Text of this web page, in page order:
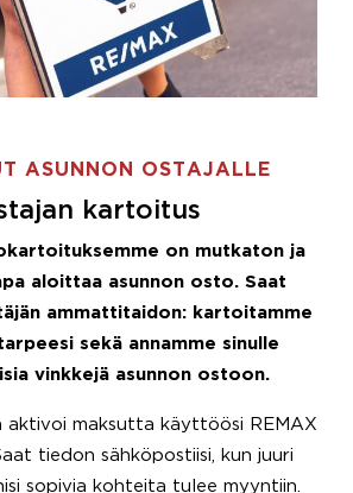
ASUNNON OSTAJALLE
kartoitus
on mutkaton ja
aloittaa asunnon osto. Saat
ammattitaidon: kartoitamme
sekä annamme sinulle
vinkkejä asunnon ostoon.
aktivoi maksutta käyttöösi REMAX
tiedon sähköpostiisi, kun juuri
sopivia kohteita tulee myyntiin.